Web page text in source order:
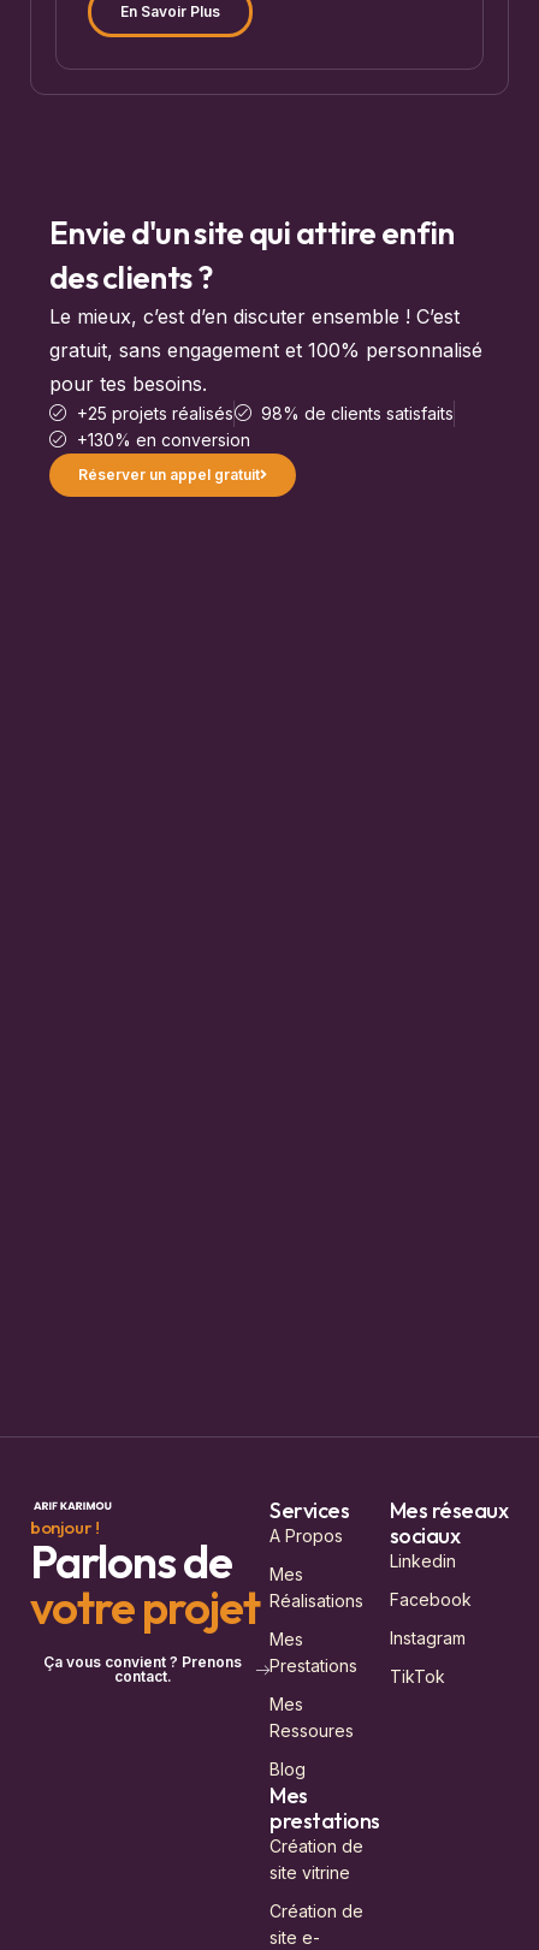
En Savoir Plus
Envie d'un site qui attire enfin
des clients ?
Le mieux, c’est d’en discuter ensemble ! C’est
gratuit, sans engagement et 100% personnalisé
pour tes besoins.
+25 projets réalisés
98% de clients satisfaits
+130% en conversion
Réserver un appel gratuit
bonjour !
Parlons de
votre projet
Ça vous convient ? Prenons
contact.
Services
A Propos
Mes
Réalisations
Mes
Prestations
Mes
Ressoures
Blog
Mes réseaux
sociaux
Linkedin
Facebook
Instagram
TikTok
Mes
prestations
Création de
site vitrine
Création de
site e-